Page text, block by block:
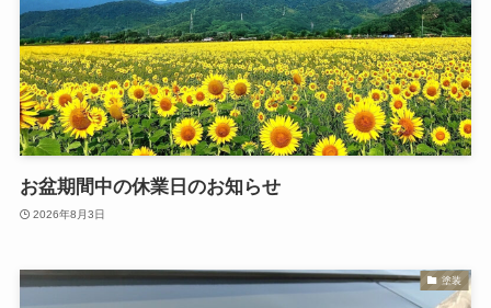
お盆期間中の休業日のお知らせ
2026年8月3日
塗装